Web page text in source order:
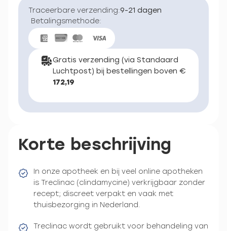
Traceerbare verzending:9-21 dagen
Betalingsmethode:
Gratis verzending (via Standaard
Luchtpost) bij bestellingen boven €
172,19
Korte beschrijving
In onze apotheek en bij veel online apotheken
is Treclinac (clindamycine) verkrijgbaar zonder
recept; discreet verpakt en vaak met
thuisbezorging in Nederland.
Treclinac wordt gebruikt voor behandeling van